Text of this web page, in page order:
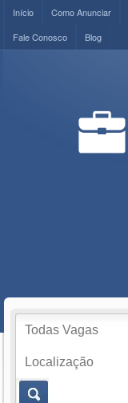
Início Como Anunciar
Fale Conosco
Blog